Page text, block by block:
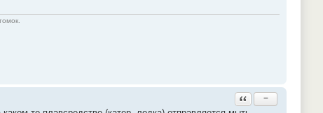
Ответить с цитатой
−